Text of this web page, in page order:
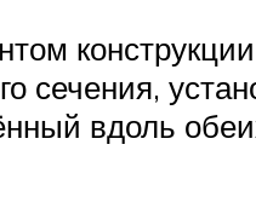
сечения,
вдоль